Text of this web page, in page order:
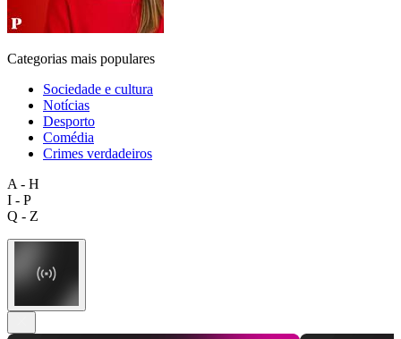
Categorias mais populares
Sociedade e cultura
Notícias
Desporto
Comédia
Crimes verdadeiros
A - H
I - P
Q - Z